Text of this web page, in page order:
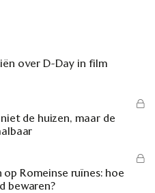
over D-Day in film
de huizen, maar de
Romeinse ruïnes: hoe
bewaren?